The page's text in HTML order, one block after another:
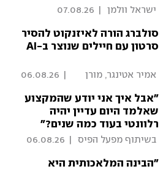
ישראל וולמן 07.08.26
סולברג הורה לאיזנקוט להסיר
סרטון עם חיילים שנוצר ב-AI
אמיר אטינגר, מורן
06.08.26
"אבל איך אני יודע שהמקצוע
שאלמד היום עדיין יהיה
רלוונטי בעוד כמה שנים?"
בשיתוף מפעל הפיס 06.08.26
"הבינה המלאכותית היא